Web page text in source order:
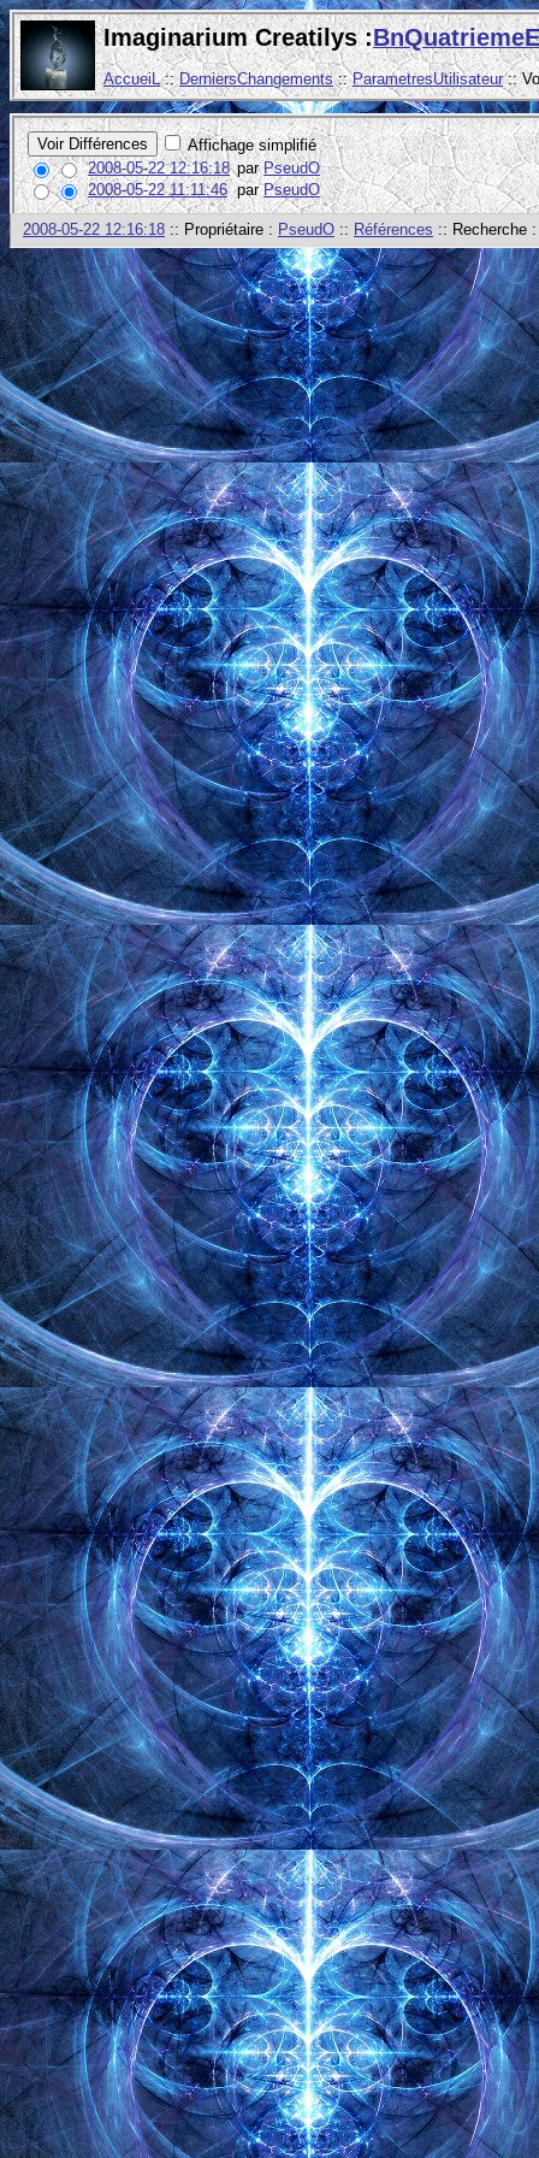
Imaginarium Creatilys :
AccueiL::DerniersChangements::ParametresUtilisateur::
Affichage simplifié
2008-05-22 12:16:18parPseudO
2008-05-22 11:11:46 parPseudO
2008-05-22 12:16:18 :: Propriétaire : PseudO :: Références :: Recherche